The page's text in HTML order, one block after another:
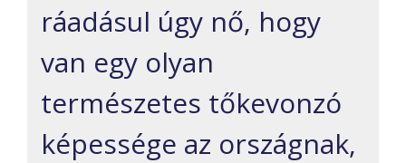
ráadásul úgy nő, hogy
van egy olyan
természetes tőkevonzó
képessége az országnak,